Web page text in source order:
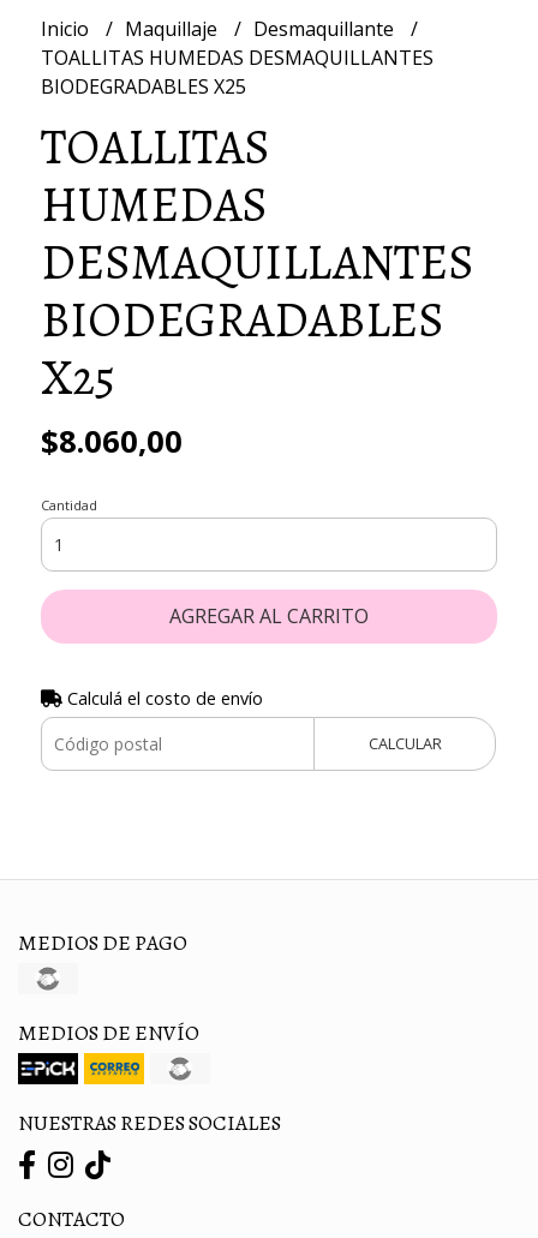
Inicio Maquillaje
Desmaquillante
TOALLITAS HUMEDAS DESMAQUILLANTES
BIODEGRADABLES X25
TOALLITAS
HUMEDAS
DESMAQUILLANTES
BIODEGRADABLES
X25
$8.060,00
Cantidad
AGREGAR AL CARRITO
Calculá el costo de envío
CALCULAR
MEDIOS DE PAGO
MEDIOS DE ENVÍO
NUESTRAS REDES SOCIALES
CONTACTO